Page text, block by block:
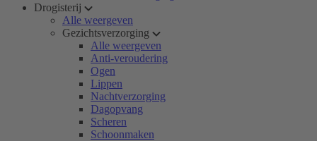
Drogisterij
Alle weergeven
Gezichtsverzorging
Alle weergeven
Anti-veroudering
Ogen
Lippen
Nachtverzorging
Dagopvang
Scheren
Schoonmaken